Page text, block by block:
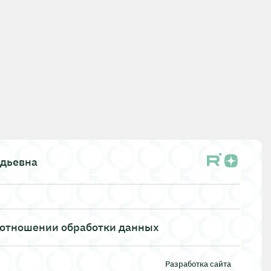
обработки данных
Разработка сайта